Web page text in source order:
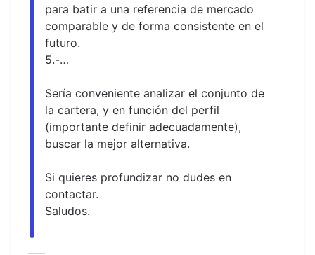
para batir a una referencia de mercado
comparable y de forma consistente en el
futuro.
5.-…
Sería conveniente analizar el conjunto de
la cartera, y en función del perfil
(importante definir adecuadamente),
buscar la mejor alternativa.
Si quieres profundizar no dudes en
contactar.
Saludos.